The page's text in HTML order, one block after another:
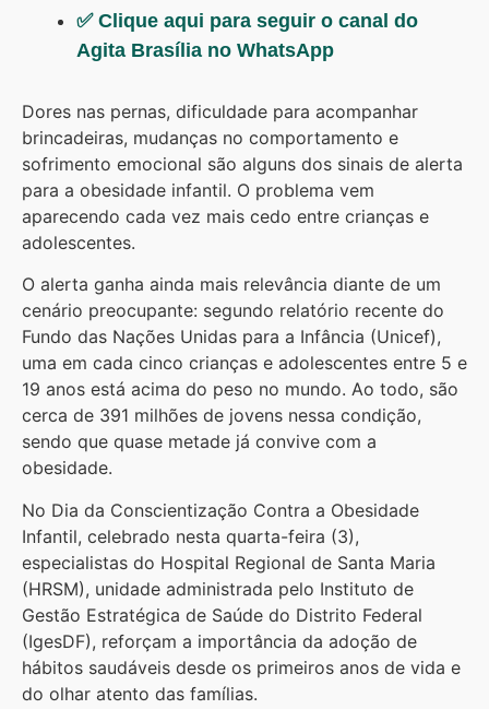
✅ Clique aqui para seguir o canal do
Agita Brasília no WhatsApp
Dores nas pernas, dificuldade para acompanhar
brincadeiras, mudanças no comportamento e
sofrimento emocional são alguns dos sinais de alerta
para a obesidade infantil. O problema vem
aparecendo cada vez mais cedo entre crianças e
adolescentes.
O alerta ganha ainda mais relevância diante de um
cenário preocupante: segundo relatório recente do
Fundo das Nações Unidas para a Infância (Unicef),
uma em cada cinco crianças e adolescentes entre 5 e
19 anos está acima do peso no mundo. Ao todo, são
cerca de 391 milhões de jovens nessa condição,
sendo que quase metade já convive com a
obesidade.
No Dia da Conscientização Contra a Obesidade
Infantil, celebrado nesta quarta-feira (3),
especialistas do Hospital Regional de Santa Maria
(HRSM), unidade administrada pelo Instituto de
Gestão Estratégica de Saúde do Distrito Federal
(IgesDF), reforçam a importância da adoção de
hábitos saudáveis desde os primeiros anos de vida e
do olhar atento das famílias.